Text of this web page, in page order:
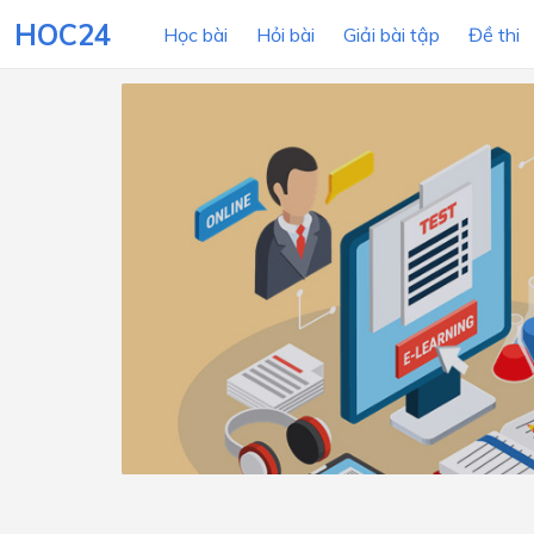
HOC24 Học bài Hỏi bài Giải bài tập Đề thi
LỚP HỌC
Lớp 12
Lớp 8
Lớp 7